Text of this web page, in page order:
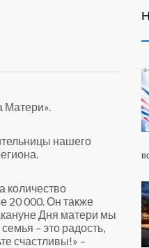
Матери».
нашего
количество
20 000. Он также
Дня матери мы
– это радость,
счастливы!» –